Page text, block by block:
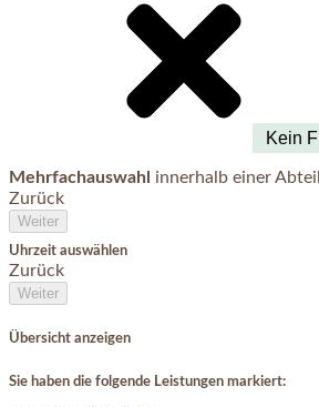
Mehrfachauswahl innerhalb einer
Zurück
Weiter
Uhrzeit auswählen
Zurück
Weiter
Übersicht anzeigen
Sie haben die folgende Leistungen markiert: